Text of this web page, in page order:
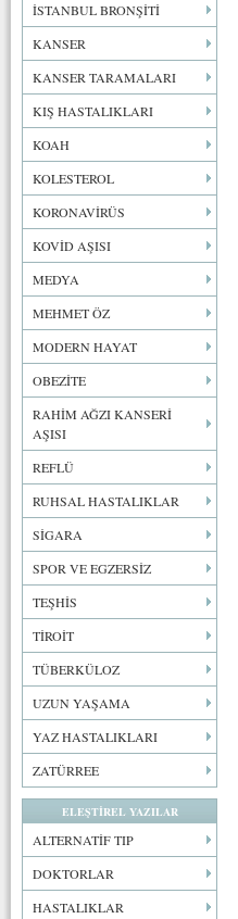
İSTANBUL BRONŞİTİ
KANSER
KANSER TARAMALARI
KIŞ HASTALIKLARI
KOAH
KOLESTEROL
KORONAVİRÜS
KOVİD AŞISI
MEDYA
MEHMET ÖZ
MODERN HAYAT
OBEZİTE
RAHİM AĞZI KANSERİ
AŞISI
REFLÜ
RUHSAL HASTALIKLAR
SİGARA
SPOR VE EGZERSİZ
TEŞHİS
TİROİT
TÜBERKÜLOZ
UZUN YAŞAMA
YAZ HASTALIKLARI
ZATÜRREE
ELEŞTİREL YAZILAR
ALTERNATİF TIP
DOKTORLAR
HASTALIKLAR